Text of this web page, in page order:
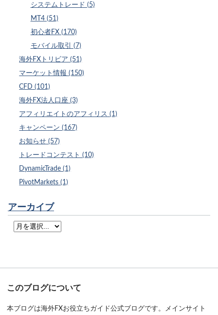
システムトレード (5)
MT4 (51)
初心者FX (170)
モバイル取引 (7)
海外FXトリビア (51)
マーケット情報 (150)
CFD (101)
海外FX法人口座 (3)
アフィリエイトのアフィリス (1)
キャンペーン (167)
お知らせ (57)
トレードコンテスト (10)
DynamicTrade (1)
PivotMarkets (1)
アーカイブ
このブログについて
本ブログは海外FXお役立ちガイド公式ブログです。メインサイト